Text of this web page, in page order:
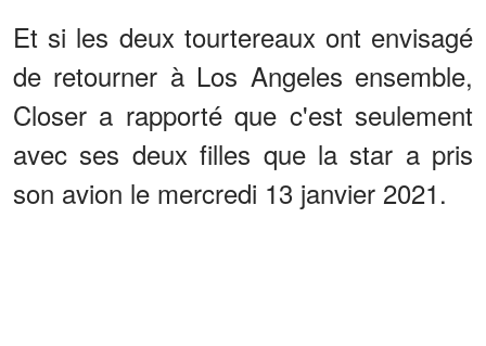
Et si les deux tourtereaux ont envisagé
de retourner à Los Angeles ensemble,
Closer a rapporté que c'est seulement
avec ses deux filles que la star a pris
son avion le mercredi 13 janvier 2021.